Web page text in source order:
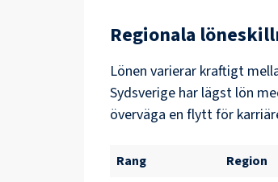
Regionala
Lönen varierar kraftigt
Sydsverige har lägst lön
överväga en flytt för
Rang Region